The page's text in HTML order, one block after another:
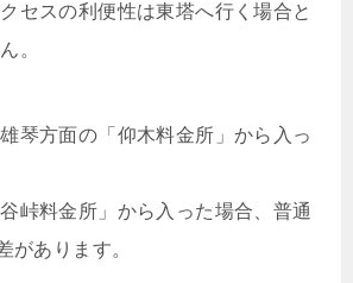
セスの利便性は東塔へ行く場合と
。
琴方面の「仰木料金所」から入っ
峠料金所」から入った場合、普通
があります。